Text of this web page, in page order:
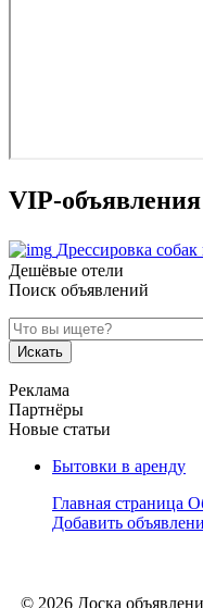
VIP-объявления
Дрессировка
Дешёвые отели
Поиск объявлений
Искать
Реклама
Партнёры
Новые статьи
Бытовки в аренду
Главная страница
Добавить
© 2026 Доска